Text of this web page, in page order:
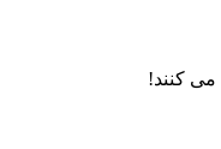
می کنند!